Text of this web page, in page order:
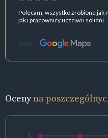
Polecam, wszystko zrobione jak
jak i pracownicy uczciwi i solidni.
Źródło:
Ocenyna
5